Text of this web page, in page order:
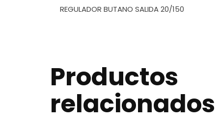
REGULADOR BUTANO SALIDA 20/150
Productos
relacionados